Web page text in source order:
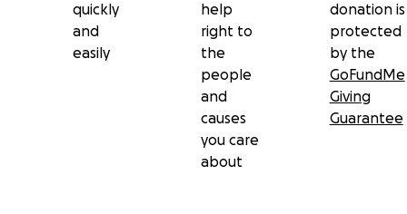
quickly
and
easily
help
right to
the
people
and
causes
you care
about
donation is
protected
by the
GoFundMe
Giving
Guarantee